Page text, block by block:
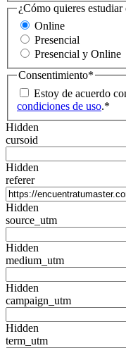
¿Cómo quieres estudiar
Online
Presencial
Presencial y Online
Consentimiento*
Estoy de acuerdo
condiciones de uso.*
Hidden
cursoid
Hidden
referer
Hidden
source_utm
Hidden
medium_utm
Hidden
campaign_utm
Hidden
term_utm